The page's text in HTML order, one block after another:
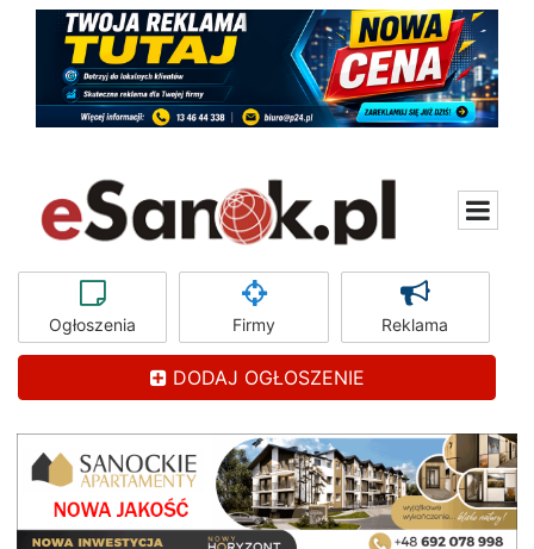
Ogłoszenia Firmy Reklama
DODAJ OGŁOSZENIE